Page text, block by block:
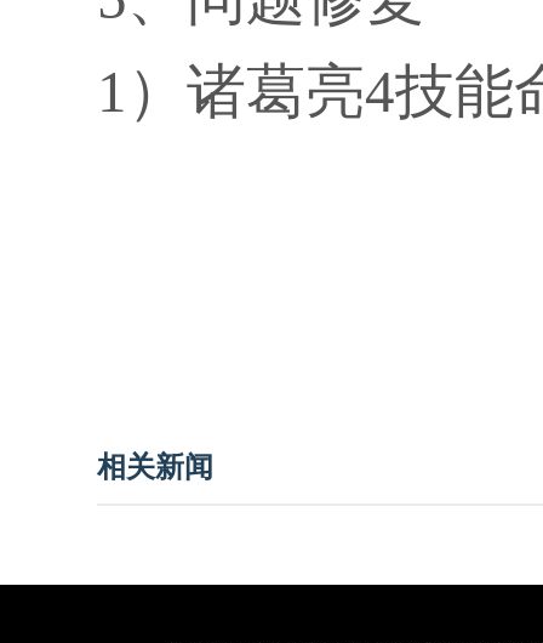
1）诸葛亮4技
相关新闻